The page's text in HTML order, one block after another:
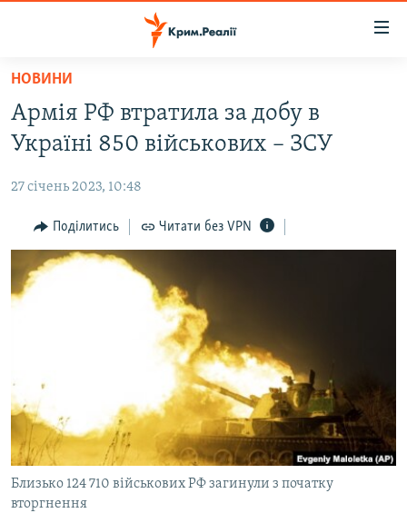
Перейти
основного
матеріалу
Перейти
до
навігації
Перейти
пошуку
ВОДА.КРИМ
ВІДЕО ТА ФОТО
ПОЛІТИКА
БЛОГИ
ПОГЛЯД
ІНТЕРВ'Ю
ДЕПОРТАЦІЯ
ВІДЕОУРОКИ «ELIFBE»
СВІДЧЕННЯ ОКУПАЦІЇ
УКРАЇНСЬКА ПРОБЛЕМА КРИМУ
ЯК ОБІЙТИ БЛОКУВАННЯ
Русский
Qırımtatar
НОВИНИ
Армія РФ втратила за добу в
Україні 850 військових – ЗСУ
27 січень 2023, 10:48
Поділитись Читати без VPN
Близько 124 710 військових РФ загинули з початку
вторгнення